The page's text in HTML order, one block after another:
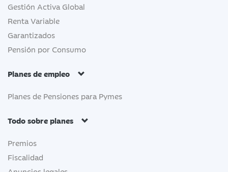
Gestión Activa Global
Renta Variable
Garantizados
Pensión por Consumo
Planes de empleo
Planes de Pensiones para Pymes
Todo sobre planes
Premios
Fiscalidad